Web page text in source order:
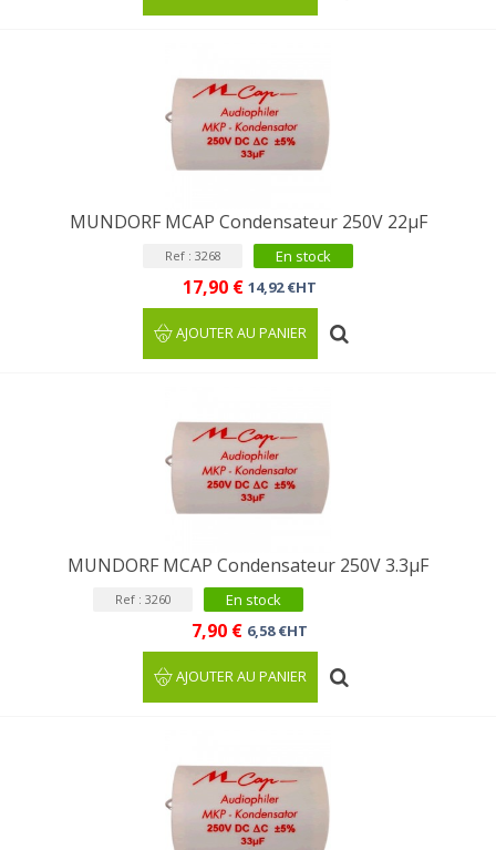
MUNDORF MCAP Condensateur 250V 22µF
Ref : 3268 En stock
17,90 € 14,92 €HT
AJOUTER AU PANIER
MUNDORF MCAP Condensateur 250V 3.3µF
Ref : 3260 En stock
7,90 € 6,58 €HT
AJOUTER AU PANIER